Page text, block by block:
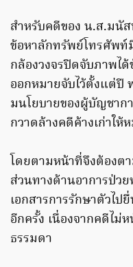
สำหรับคดีของ น.ส.มนั
ข้อหาลักทรัพย์โทรศัพท์
กล้องวงจรปิดจับภาพไ
ออกหมายจับไว้ตั้งแต่ปี
มนโยบายของผู้บัญชาก
กวาดล้างคดีค้างเก่าให้
โดยตามหน้าที่จึงต้อง
ส่วนทางด้านอาการป่ว
เอกสารการรักษาตัวไ
อีกครั้ง เนื่องจากคดีไม่
ธรรมดา